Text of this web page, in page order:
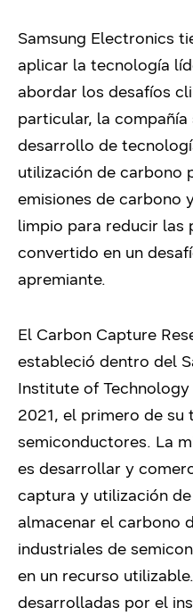
Samsung Electronics
aplicar la tecnología
abordar los desafíos
particular, la
desarrollo de
utilización de carbono
emisiones de carbono
limpio para reducir las
convertido en un
apremiante.
El Carbon Capture
estableció dentro del
Institute of
2021, el primero de su
semiconductores. La
es desarrollar y
captura y utilización
almacenar el carbono
industriales de
en un recurso
desarrolladas por el